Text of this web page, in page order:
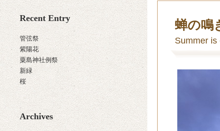
Recent Entry
管弦祭
紫陽花
粟島神社例祭
新緑
桜
Archives
蝉の鳴
Summer is